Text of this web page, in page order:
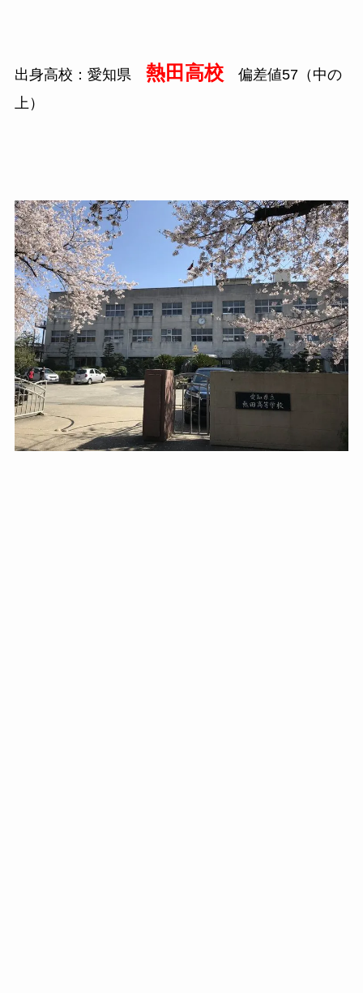
出身高校：愛知県 熱田高校偏差値57（中の
上）